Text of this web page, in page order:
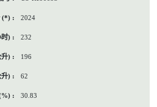
2024
232
196
62
30.83